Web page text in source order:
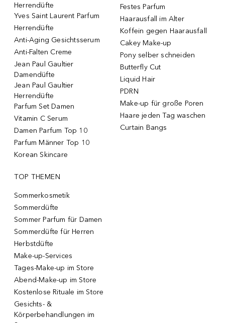
Herrendüfte
Yves Saint Laurent Parfum
Herrendüfte
Anti-Aging Gesichtsserum
Anti-Falten Creme
Jean Paul Gaultier
Damendüfte
Jean Paul Gaultier
Herrendüfte
Parfum Set Damen
Vitamin C Serum
Damen Parfum Top 10
Parfum Männer Top 10
Korean Skincare
Festes Parfum
Haarausfall im Alter
Koffein gegen Haarausfall
Cakey Make-up
Pony selber schneiden
Butterfly Cut
Liquid Hair
PDRN
Make-up für große Poren
Haare jeden Tag waschen
Curtain Bangs
TOP THEMEN
Sommerkosmetik
Sommerdüfte
Sommer Parfum für Damen
Sommerdüfte für Herren
Herbstdüfte
Make-up-Services
Tages-Make-up im Store
Abend-Make-up im Store
Kostenlose Rituale im Store
Gesichts- &
Körperbehandlungen im